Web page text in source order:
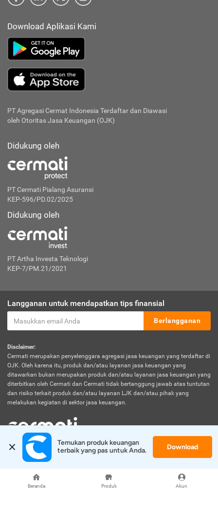
Beranda Produk Akun
Download Aplikasi Kami
PT Agregasi Cermat Indonesia Terdaftar dan Diawasi
oleh Otoritas Jasa Keuangan (OJK)
Didukung oleh
PT Cermati Pialang Asuransi
KEP-596/PD.02/2025
Didukung oleh
PT Artha Investa Teknologi
KEP-7/PM.21/2021
Langganan untuk mendapatkan tips finansial
Berlangganan
Disclaimer:
Cermati merupakan penyelenggara agregasi jasa keuangan yang terdaftar di
OJK. Oleh karena itu, produk dan/atau layanan jasa keuangan yang
ditawarkan bukan merupakan produk dan/atau layanan jasa keuangan yang
diterbitkan oleh Cermati dan Cermati tidak bertanggung jawab atas tuntutan
dan risiko terkait produk dan/atau layanan LJK dan/atau pihak yang
melakukan kegiatan di sektor jasa keuangan.
© 2026 Cermati. All Rights Reserved.
Temukan produk keuangan
terbaik yang pas untuk Anda.
Download